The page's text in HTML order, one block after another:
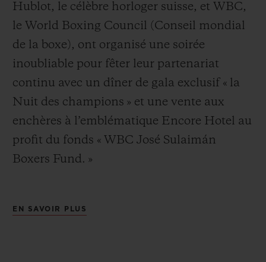
Hublot, le célèbre horloger suisse, et WBC,
le World Boxing Council (Conseil mondial
de la boxe), ont organisé une soirée
inoubliable pour fêter leur partenariat
continu avec un dîner de gala exclusif « la
Nuit des champions » et une vente aux
enchères à l’emblématique Encore Hotel au
profit du fonds « WBC José Sulaimán
Boxers Fund. »
démarré avec un tapis rouge et un cocktail
EN SAVOIR PLUS
DÉLAI DE LIVRAISON
PAIEMENT SÉCURISÉ
POCHETTE CADEAU